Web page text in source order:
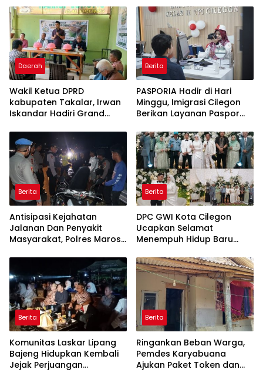
Daerah
Wakil Ketua DPRD
kabupaten Takalar, Irwan
Iskandar Hadiri Grand
Pertama di Takalar,
Melayani Terapis Gratis
untuk Pasien Dhuafa dan
umum.
Berita
PASPORIA Hadir di Hari
Minggu, Imigrasi Cilegon
Berikan Layanan Paspor
Gratis
Berita
Antisipasi Kejahatan
Jalanan Dan Penyakit
Masyarakat, Polres Maros
Kondusif
Berita
DPC GWI Kota Cilegon
Ucapkan Selamat
Menempuh Hidup Baru
Tuanku Ihza Kemalsya
Damanik
Berita
Komunitas Laskar Lipang
Bajeng Hidupkan Kembali
Jejak Perjuangan
Berita
Ringankan Beban Warga,
Pemdes Karyabuana
Ajukan Paket Token dan